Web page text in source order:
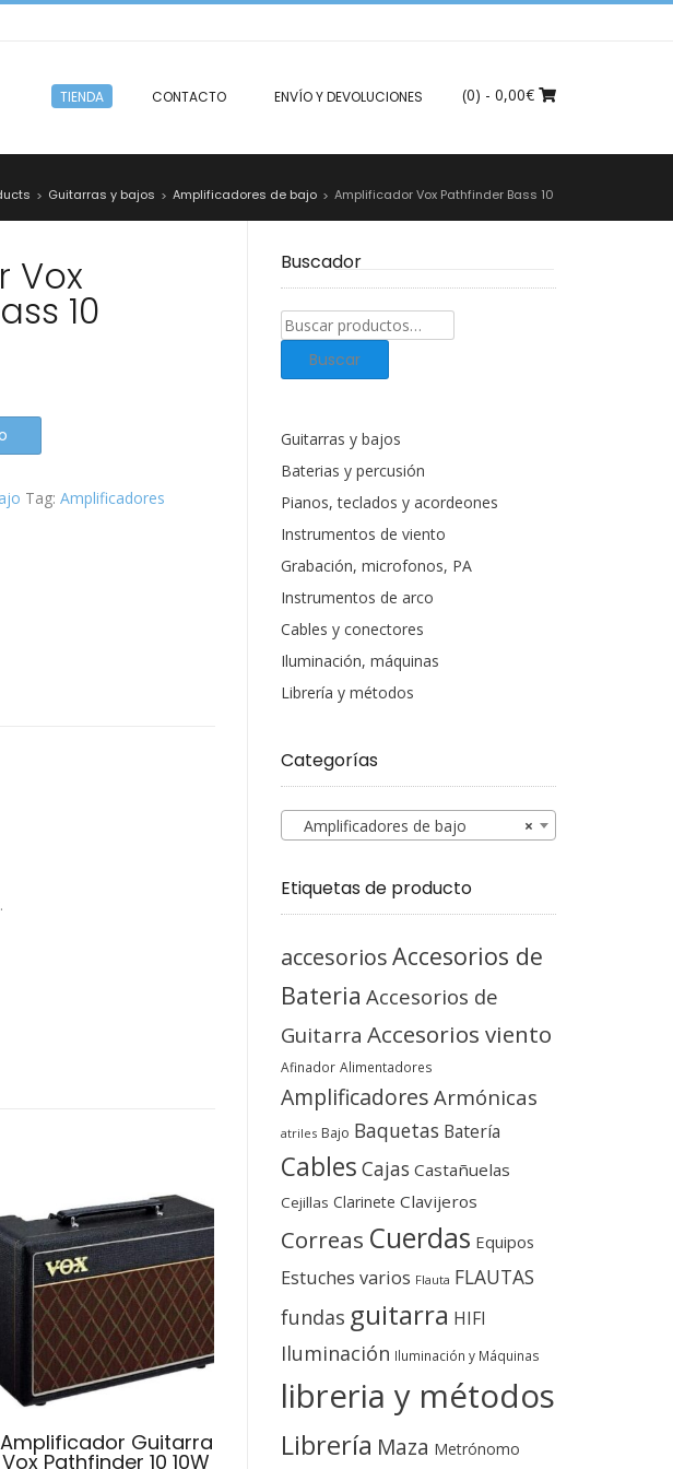
TIENDA CONTACTO ENVÍO Y DEVOLUCIONES (0) - 0,00€
> Guitarras y bajos > Amplificadores de bajo > Amplificador Vox Pathfinder Bass 10
Vox
10
Tag:Amplificadores
Amplificador Guitarra
Vox Pathfinder 10 10W
Buscador
Buscar
productos:
Buscar
Guitarras y bajos
Baterias y percusión
Pianos, teclados y acordeones
Instrumentos de viento
Grabación, microfonos, PA
Instrumentos de arco
Cables y conectores
Iluminación, máquinas
Librería y métodos
Categorías
×
Amplificadores de bajo
Etiquetas de producto
accesoriosAccesorios de
Bateria Accesorios de
Guitarra Accesorios viento
Afinador Alimentadores
Amplificadores Armónicas
atriles Bajo Baquetas Batería
Cables Cajas Castañuelas
Cejillas Clarinete Clavijeros
Correas Cuerdas Equipos
Estuches varios Flauta FLAUTAS
fundas guitarra HIFI
Iluminación Iluminación y Máquinas
libreria y métodos
Librería Maza Metrónomo